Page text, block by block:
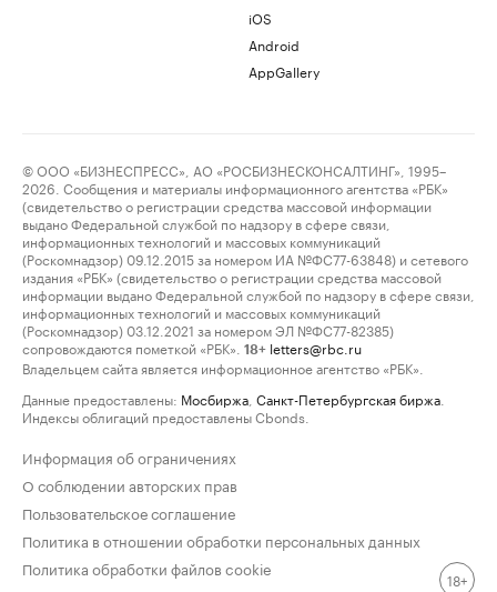
iOS
Android
AppGallery
© ООО «БИЗНЕСПРЕСС», АО «РОСБИЗНЕСКОНСАЛТИНГ», 1995–
2026. Сообщения и материалы информационного агентства «РБК»
(свидетельство о регистрации средства массовой информации
выдано Федеральной службой по надзору в сфере связи,
информационных технологий и массовых коммуникаций
(Роскомнадзор) 09.12.2015 за номером ИА №ФС77-63848) и сетевого
издания «РБК» (свидетельство о регистрации средства массовой
информации выдано Федеральной службой по надзору в сфере связи,
информационных технологий и массовых коммуникаций
(Роскомнадзор) 03.12.2021 за номером ЭЛ №ФС77-82385)
сопровождаются пометкой «РБК».
18+ letters@rbc.ru
Владельцем сайта является информационное агентство «РБК».
Данные предоставлены: Мосбиржа Санкт-Петербургская биржа
Индексы облигаций предоставлены Cbonds.
Информация об ограничениях
О соблюдении авторских прав
Пользовательское соглашение
Политика в отношении обработки персональных данных
Политика обработки файлов cookie
18+